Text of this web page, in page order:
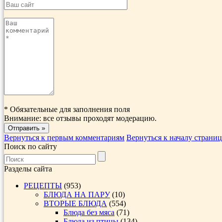
* Обязательные для заполнения поля
Внимание: все отзывы проходят модерацию.
Вернуться к первым комментариям Вернуться к началу
Поиск по сайту
Разделы сайта
РЕЦЕПТЫ (953)
БЛЮДА НА ПАРУ(10)
ВТОРЫЕ БЛЮДА (554)
Блюда без мяса (71)